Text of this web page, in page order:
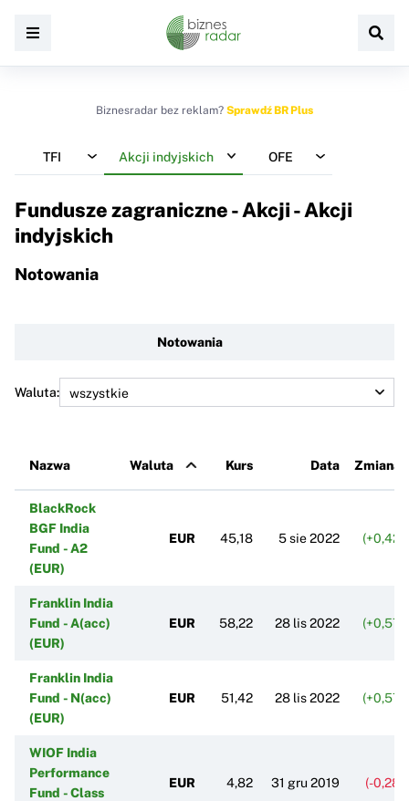
Biznesradar bez reklam? Sprawdź BR Plus
TFI Akcji indyjskich OFE
Fundusze zagraniczne - Akcji - Akcji
indyjskich
Notowania
Notowania
Waluta:
Nazwa Waluta Kurs Data Zmiana
BlackRock
BGF India
Fund - A2
(EUR)
EUR 45,18 5 sie 2022
Franklin India
Fund - A(acc)
(EUR)
EUR 58,22 28 lis 2022
Franklin India
Fund - N(acc)
(EUR)
EUR 51,42 28 lis 2022
WIOF India
Performance
Fund - Class
EUR 4,82 31 gru 2019 (-